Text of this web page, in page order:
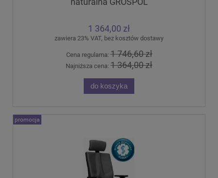
1 364,00 zł
zawiera 23% VAT, bez kosztów dostawy
Cena regularna:1 746,60 zł
Najniższa cena: 1 364,00 zł
do koszyka
promocja